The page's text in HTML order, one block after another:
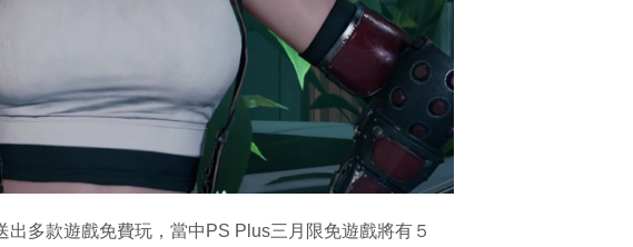
多款遊戲免費玩，當中PS Plus三月限免遊戲將有５